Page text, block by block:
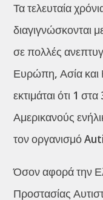
Τα τελευταία
διαγιγνώσκονται
σε πολλές
Ευρώπη, Ασία και
εκτιμάται ότι 1
Αμερικανούς
τον οργανισμό
Όσον αφορά την
Προστασίας